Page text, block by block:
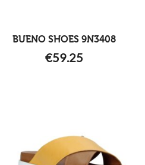
BUENO SHOES 9N3408
€59.25